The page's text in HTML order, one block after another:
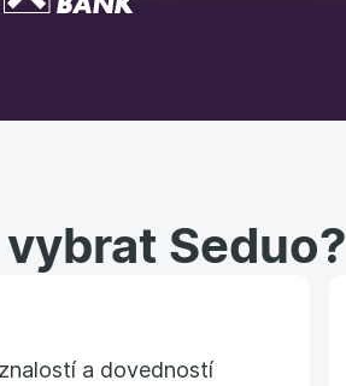
Seduo?
a dovedností